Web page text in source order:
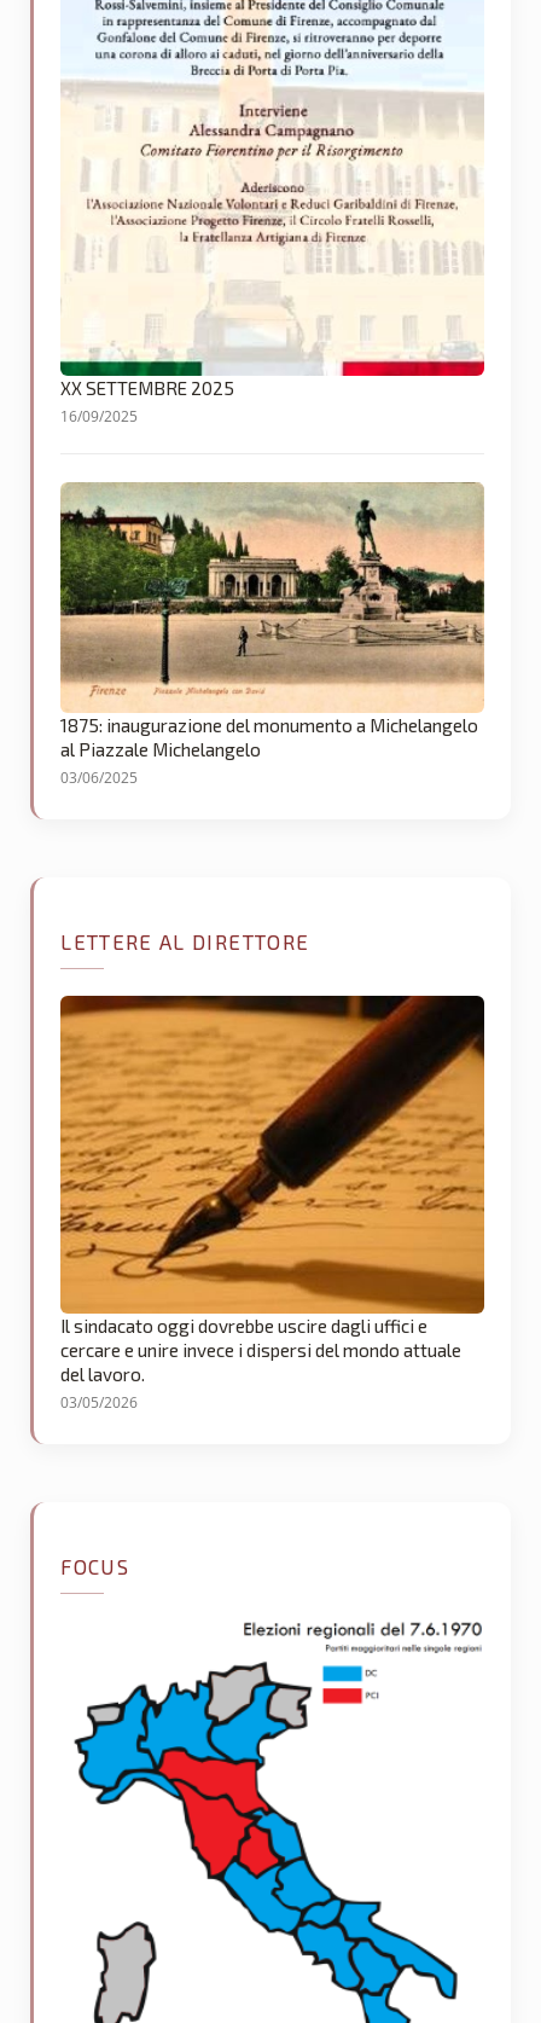
XX SETTEMBRE 2025
16/09/2025
1875: inaugurazione del monumento a Michelangelo
al Piazzale Michelangelo
03/06/2025
LETTERE AL DIRETTORE
Il sindacato oggi dovrebbe uscire dagli uffici e
cercare e unire invece i dispersi del mondo attuale
del lavoro.
03/05/2026
FOCUS